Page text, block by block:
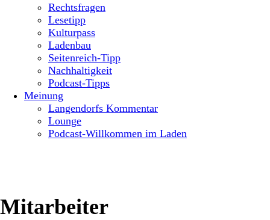
Rechtsfragen
Lesetipp
Kulturpass
Ladenbau
Seitenreich-Tipp
Nachhaltigkeit
Podcast-Tipps
Meinung
Langendorfs Kommentar
Lounge
Podcast-Willkommen im Laden
Mitarbeiter